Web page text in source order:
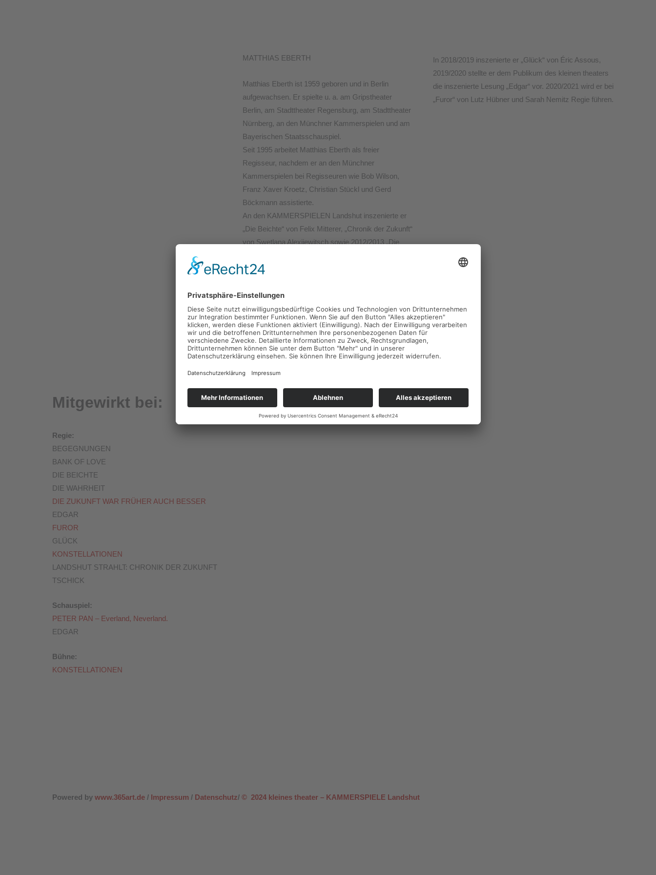
MATTHIAS EBERTH
Matthias Eberth ist 1959 geboren und in Berlin
aufgewachsen. Er spielte u. a. am Gripstheater
Berlin, am Stadttheater Regensburg, am Stadttheater
Nürnberg, an den Münchner Kammerspielen und am
Bayerischen Staatsschauspiel.
Seit 1995 arbeitet Matthias Eberth als freier
Regisseur, nachdem er an den Münchner
Kammerspielen bei Regisseuren wie Bob Wilson,
Franz Xaver Kroetz, Christian Stückl und Gerd
Böckmann assistierte.
An den KAMMERSPIELEN Landshut inszenierte er
„Die Beichte“ von Felix Mitterer, „Chronik der Zukunft“
von Swetlana Alexijewitsch sowie 2012/2013 „Die
Love“ von Michael L. Seyfried. In der Spielzeit
mit Flüchtlingen und Einheimischen, „Alte Liebe“ von
Elke Heidenreich und Bernd Schroeder und „Tschick“
von Wolfgang Herrndorf für die Spielzeit 2017/2018.
In 2018/2019 inszenierte er „Glück“ von Éric Assous,
2019/2020 stellte er dem Publikum des kleinen theaters
die inszenierte Lesung „Edgar“ vor. 2020/2021 wird er bei
„Furor“ von Lutz Hübner und Sarah Nemitz Regie führen.
Mitgewirkt bei:
Regie:
BEGEGNUNGEN
BANK OF LOVE
DIE BEICHTE
DIE WAHRHEIT
DIE ZUKUNFT WAR FRÜHER AUCH BESSER
EDGAR
FUROR
GLÜCK
KONSTELLATIONEN
LANDSHUT STRAHLT: CHRONIK DER ZUKUNFT
TSCHICK
Schauspiel:
PETER PAN – Everland, Neverland.
EDGAR
Bühne:
KONSTELLATIONEN
Powered by www.365art.de / Impressum / Datenschutz/ © 2024 kleines theater – KAMMERSPIELE Landshut